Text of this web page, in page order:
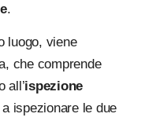
.
luogo, viene
che comprende
all’ispezione
ispezionare le due